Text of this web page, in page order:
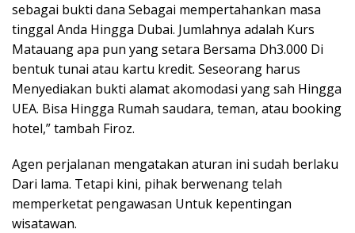
sebagai bukti dana Sebagai mempertahankan masa
tinggal Anda Hingga Dubai. Jumlahnya adalah Kurs
Matauang apa pun yang setara Bersama Dh3.000 Di
bentuk tunai atau kartu kredit. Seseorang harus
Menyediakan bukti alamat akomodasi yang sah Hingga
UEA. Bisa Hingga Rumah saudara, teman, atau booking
hotel,” tambah Firoz.
Agen perjalanan mengatakan aturan ini sudah berlaku
Dari lama. Tetapi kini, pihak berwenang telah
memperketat pengawasan Untuk kepentingan
wisatawan.